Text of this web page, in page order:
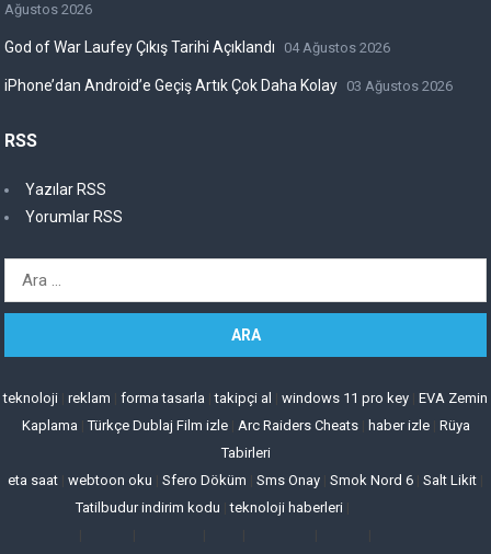
Ağustos 2026
God of War Laufey Çıkış Tarihi Açıklandı 04 Ağustos 2026
iPhone’dan Android’e Geçiş Artık Çok Daha Kolay 03 Ağustos 2026
RSS
Yazılar RSS
Yorumlar RSS
Arama:
teknoloji reklam forma tasarla |takipçi al windows 11 pro key EVA Zemin
Kaplama |Türkçe Dublaj Film izle| Arc Raiders Cheats| haber izle| Rüya
Tabirleri
eta saat webtoon oku Sfero Döküm Sms Onay Smok Nord 6 Salt Likit
Tatilbudur indirim kodu |teknoloji haberleri|